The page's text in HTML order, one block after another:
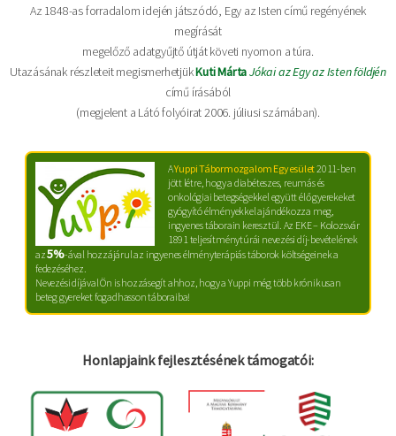
Az 1848-as forradalom idején játszódó, Egy az Isten című regényének
megírását
megelőző adatgyűjtő útját követi nyomon a túra.
Utazásának részleteit megismerhetjükKuti MártaJókai az Egy az Isten földjén
című írásából
(megjelent a Látó folyóirat 2006. júliusi számában).
AYuppi Tábormozgalom Egyesület2011-ben
jött létre, hogy a diabéteszes, reumás és
onkológiai betegségekkel együtt élő gyerekeket
gyógyító élményekkel ajándékozza meg,
ingyenes táborain keresztül. Az EKE – Kolozsvár
1891 teljesítménytúrái nevezési díj-bevételének
az5%-ával hozzájárul az ingyenes élményterápiás táborok költségeinek a
fedezéséhez.
Nevezési díjával Ön is hozzásegít ahhoz, hogy a Yuppi még több krónikusan
beteg gyereket fogadhasson táboraiba!
Honlapjaink fejlesztésének támogatói: